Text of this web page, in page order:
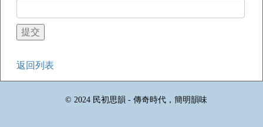
返回列表
© 2024 民初思韻 - 傳奇時代，簡明韻味